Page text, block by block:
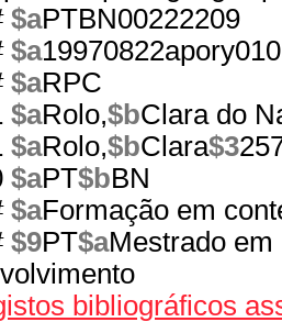
$aPTBN00222209
$a
$aRPC
$aRolo,$bClara do
$aRolo,$bClara$3
$aPT$bBN
$aFormação em
$9PT$aMestrado em
bibliográficos